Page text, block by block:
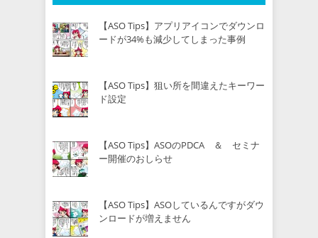
【ASO Tips】アプリアイコンでダウンロ
ードが34%も減少してしまった事例
【ASO Tips】狙い所を間違えたキーワー
ド設定
【ASO Tips】ASOのPDCA ＆ セミナ
ー開催のおしらせ
【ASO Tips】ASOしているんですがダウ
ンロードが増えません